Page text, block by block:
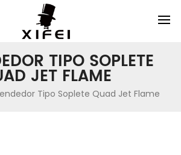
TIPO SOPLETE
JET FLAME
Tipo Soplete Quad Jet Flame